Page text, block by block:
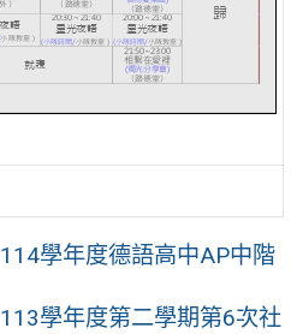
114學年度德語高中AP中階
113學年度第二學期第6次社